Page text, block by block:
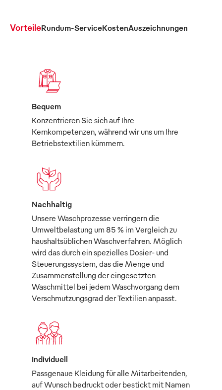
VorteileRundum-ServiceKostenAuszeichnungen
Bequem
Konzentrieren Sie sich auf Ihre
Kernkompetenzen, während wir uns um Ihre
Betriebstextilien kümmern.
Nachhaltig
Unsere Waschprozesse verringern die
Umweltbelastung um 85 % im Vergleich zu
haushaltsüblichen Waschverfahren. Möglich
wird das durch ein spezielles Dosier- und
Steuerungssystem, das die Menge und
Zusammenstellung der eingesetzten
Waschmittel bei jedem Waschvorgang dem
Verschmutzungsgrad der Textilien anpasst.
Individuell
Passgenaue Kleidung für alle Mitarbeitenden,
auf Wunsch bedruckt oder bestickt mit Namen